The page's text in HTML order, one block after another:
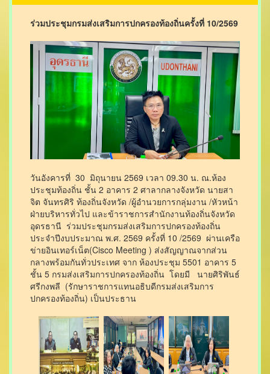
ร่วมประชุมกรมส่งเสริมการปกครองท้องถิ่นครั้งที่ 10/2569
วันอังคารที่ 30 มิถุนายน 2569 เวลา 09.30 น. ณ.ห้อง
ประชุมท้องถิ่น ชั้น 2 อาคาร 2 ศาลากลางจังหวัด นายสา
จิต จันทรศิริ ท้องถิ่นจังหวัด /ผู้อำนวยการกลุ่มงาน /หัวหน้า
ฝ่ายบริหารทั่วไป และข้าราชการสำนักงานท้องถิ่นจังหวัด
อุดรธานี ร่วมประชุมกรมส่งเสริมการปกครองท้องถิ่น
ประจำปีงบประมาณ พ.ศ. 2569 ครั้งที่ 10 /2569 ผ่านเครือ
ข่ายอินเทอร์เน็ต(Cisco Meeting ) ส่งสัญญาณจากส่วน
กลางพร้อมกันทั่วประเทศ จาก ห้องประชุม 5501 อาคาร 5
ชั้น 5 กรมส่งเสริมการปกครองท้องถิ่น โดยมี นายศิริพันธ์
ศรีกงพลี (รักษาราชการแทนอธิบดีกรมส่งเสริมการ
ปกครองท้องถิ่น) เป็นประธาน